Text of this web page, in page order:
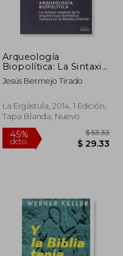
$ 47.61 45%
Arqueología
Biopolítica: La Sintaxis
Espacial de la
Arquitectura
en la Meseta Oriental
Jesús Bermejo Tirado
La Ergástula, 2014, 1 Edición,
Tapa Blanda, Nuevo